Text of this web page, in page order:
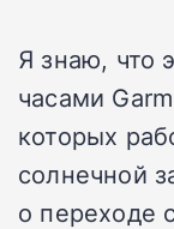
Я знаю, что
часами
которых
солнечной
о переходе